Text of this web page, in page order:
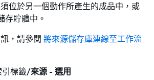
位於另一個動作所產生的成品中，或
存貯體中。
，請參閱 將來源儲存庫連線至工作流
引標籤/來源 - 選用